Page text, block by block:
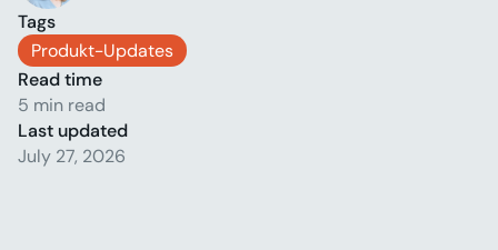
Tags
Produkt-Updates
Read time
5 min read
Last updated
July 27, 2026